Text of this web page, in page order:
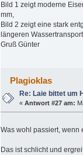
Bild 1 zeigt moderne
mm,
Bild 2 zeigt eine stark
längeren
Gruß Günter
Plagioklas
Re: Laie bittet um
«Antwort #27 am:
Was wohl passiert, wenn
Das ist schlicht und